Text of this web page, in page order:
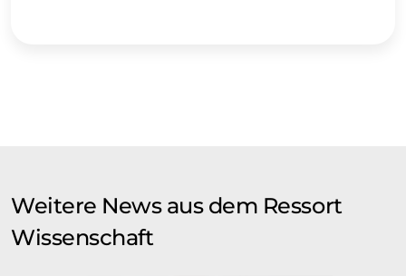
Weitere News aus dem Ressort
Wissenschaft